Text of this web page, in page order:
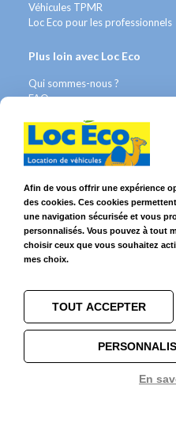
Véhicules TPMR
Loc Eco pour les professionnels
Plus loin avec Loc Eco
Qui sommes-nous ?
FAQ
Nous recrutons
Avis Clients
Franchises & Assurances
Conditions Générales
Données personnelles
Mentions Légales
Cookies
Suivez-nous sur
Afin de vous offrir une expérience
des cookies. Ces cookies
une navigation sécurisée et vous
personnalisés. Vous pouvez à tout
choisir ceux que vous souhaitez
mes choix.
TOUT ACCEPTER
En